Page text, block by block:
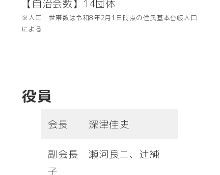
【自治会数】14団体
※人口・世帯数は令和8年2月1日時点の住民基本台帳人口
による
役員
会長 深津佳史
副会長 瀬河良二、辻純
子